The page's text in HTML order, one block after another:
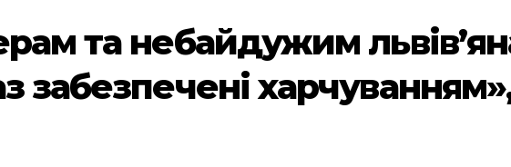
та небайдужим
забезпечені